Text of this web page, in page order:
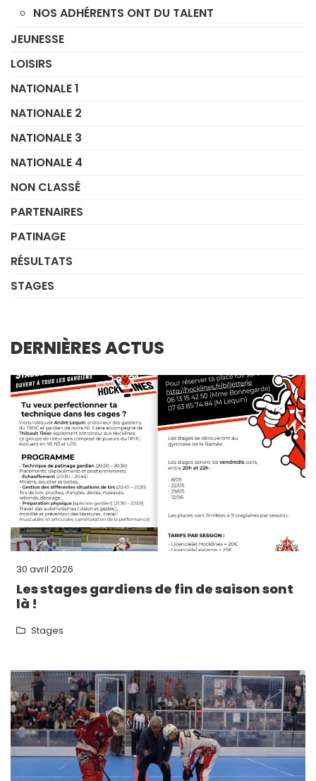
NOS ADHÉRENTS ONT DU TALENT
JEUNESSE
LOISIRS
NATIONALE 1
NATIONALE 2
NATIONALE 3
NATIONALE 4
NON CLASSÉ
PARTENAIRES
PATINAGE
RÉSULTATS
STAGES
DERNIÈRES ACTUS
30 avril 2026
Les stages gardiens de fin de saison sont
là !
Stages